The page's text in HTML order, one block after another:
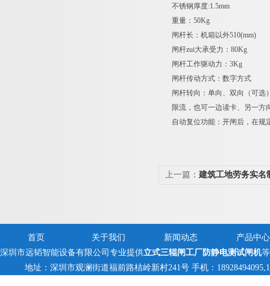
不锈钢厚度:1.5mm
重量：50Kg
闸杆长：机箱以外510(mm)
闸杆zui大承受力：80Kg
闸杆工作驱动力：3Kg
闸杆传动方式：数字方式
闸杆转向：单向、双向（可选
限流，也可一边读卡、另一方
自动复位功能：开闸后，在规
上一篇： 建筑工地劳务实名
首页 关于我们 新闻动态
产品中心
深圳市远韬智能设备有限公司专业提供立式三辊闸工厂防静电测试闸机
地址：深圳市观澜街道福前路桔岭新村241号 手机：